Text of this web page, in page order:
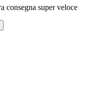
consegna super veloce